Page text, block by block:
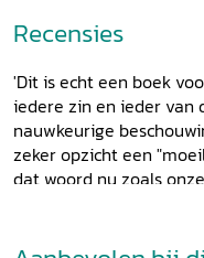
voorstellingen van
HANNEKE DE BRUIN,
schildert. Over de
vroege Nederlandse
Janszoon Orlers
stadsbeschrijvingen
klincken kunje sien ter
de Brabandsche-Bely
De zeven zonden van
Recensies
'Dit is echt een boek
iedere zin en ieder van
nauwkeurige
zeker opzicht een
dat woord nu zoals
dat deden - van de